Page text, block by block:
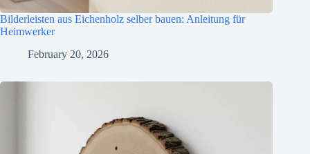
Bilderleisten aus Eichenholz selber bauen: Anleitung für
Heimwerker
February 20, 2026